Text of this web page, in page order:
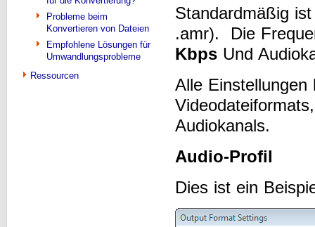
Probleme beim
Konvertieren von Dateien
Empfohlene Lösungen für
Umwandlungsprobleme
Ressourcen
Standardmäßig
.amr). Die
Kbps Und
Alle
Audiokanals.
Audio-Profil
Dies ist ein